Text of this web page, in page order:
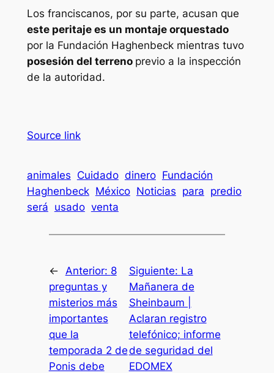
Los franciscanos, por su parte, acusan que
este peritaje es un montaje orquestado
por la Fundación Haghenbeck mientras tuvo
posesión del terreno previo a la inspección
de la autoridad.
Source link
animales Cuidado dinero Fundación
Haghenbeck México Noticias para predio
será usado venta
← Anterior: 8
preguntas y
misterios más
importantes
que la
temporada 2 de
Ponis debe
Siguiente: La
Mañanera de
Sheinbaum |
Aclaran registro
telefónico; informe
de seguridad del
EDOMEX